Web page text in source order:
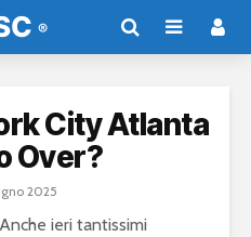
City Atlanta
Over?
2025
ieri tantissimi